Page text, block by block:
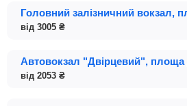
від 3005 ₴
від 2053 ₴